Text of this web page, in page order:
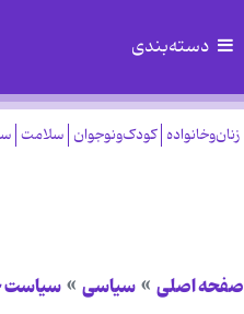
دسته‌بندی
زنان‌وخانواده کودک‌ونوجوان سلامت
صفحه اصلی سیاسی سیاست